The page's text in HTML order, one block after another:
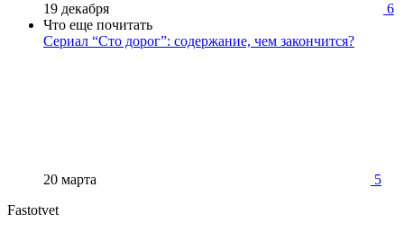
19 декабря
6
Что еще почитать
Сериал “Сто дорог”: содержание, чем закончится?
20 марта
5
Fastotvet